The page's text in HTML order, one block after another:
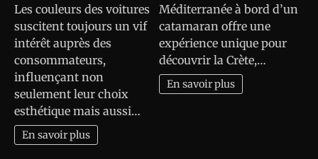
Les couleurs des voitures
suscitent toujours un vif
intérêt auprès des
consommateurs,
influençant non
seulement leur choix
esthétique mais aussi…
En savoir plus
Méditerranée à bord d’un
catamaran offre une
expérience unique pour
découvrir la Crète,…
En savoir plus